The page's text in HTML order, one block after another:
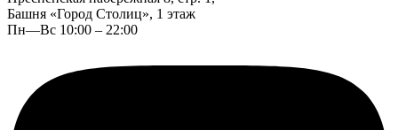
Башня «Город Столиц», 1 этаж
Пн—Вс 10:00 – 22:00